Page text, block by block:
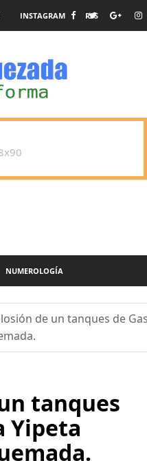
INSTAGRAM RSS
NUMEROLOGÍA
de un tanques de
tanques
Yipeta